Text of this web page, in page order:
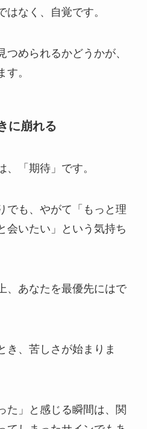
はなく、自覚です。
められるかどうかが、
。
に崩れる
「期待」です。
でも、やがて「もっと理
会いたい」という気持ち
、あなたを最優先にはで
き、苦しさが始まりま
た」と感じる瞬間は、関